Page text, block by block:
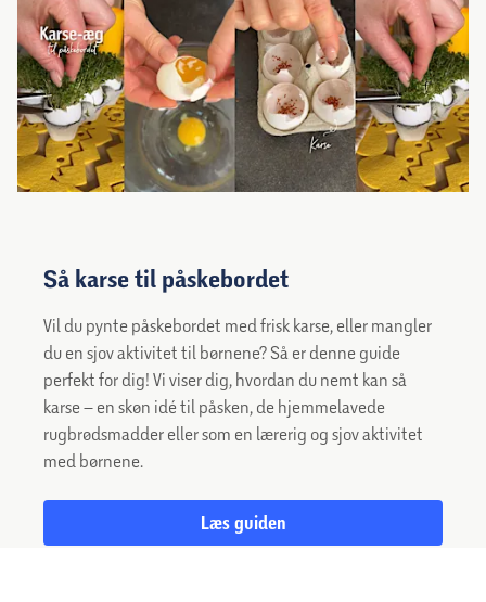
Så karse til påskebordet
Vil du pynte påskebordet med frisk karse, eller mangler
du en sjov aktivitet til børnene? Så er denne guide
perfekt for dig! Vi viser dig, hvordan du nemt kan så
karse – en skøn idé til påsken, de hjemmelavede
rugbrødsmadder eller som en lærerig og sjov aktivitet
med børnene.
Læs guiden